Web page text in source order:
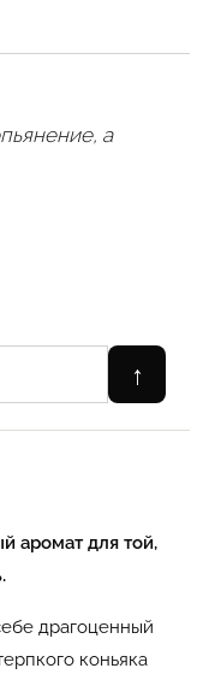
а
↑
для той,
драгоценный
коньяка